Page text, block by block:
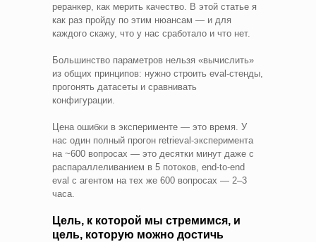
реранкер, как мерить качество. В этой статье я
как раз пройду по этим нюансам — и для
каждого скажу, что у нас сработало и что нет.
Большинство параметров нельзя «вычислить»
из общих принципов: нужно строить eval-стенды,
прогонять датасеты и сравнивать
конфигурации.
Цена ошибки в эксперименте — это время. У
нас один полный прогон retrieval-эксперимента
на ~600 вопросах — это десятки минут даже с
распараллеливанием в 5 потоков, end-to-end
eval с агентом на тех же 600 вопросах — 2–3
часа.
Цель, к которой мы стремимся, и
цель, которую можно достичь